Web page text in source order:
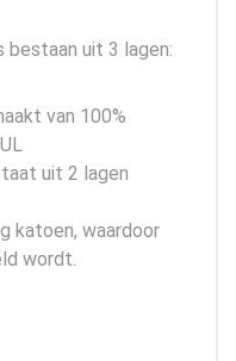
bestaan uit 3 lagen:
van 100%
uit 2 lagen
katoen, waardoor
wordt.